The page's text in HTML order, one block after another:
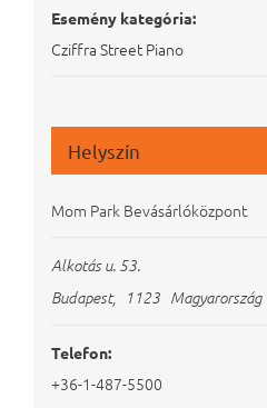
Esemény kategória:
Cziffra Street Piano
Helyszín
Mom Park Bevásárlóközpont
Alkotás u. 53.
Budapest, 1123 Magyarország
Telefon:
+36-1-487-5500